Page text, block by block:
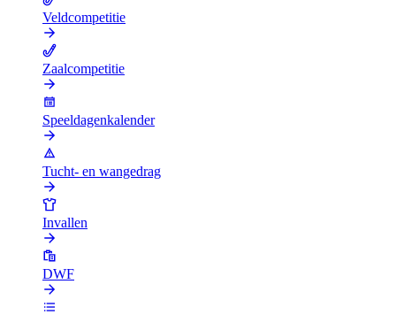
Veldcompetitie
Zaalcompetitie
Speeldagenkalender
Tucht- en wangedrag
Invallen
DWF